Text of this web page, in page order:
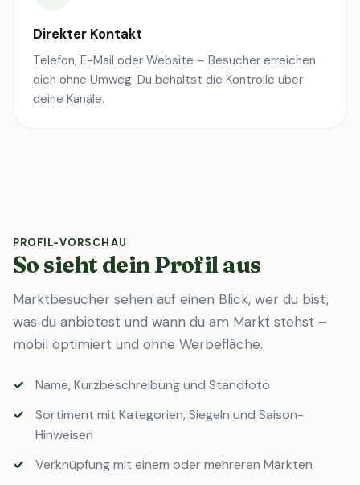
Direkter Kontakt
Telefon, E-Mail oder Website – Besucher erreichen
dich ohne Umweg. Du behältst die Kontrolle über
deine Kanäle.
PROFIL-VORSCHAU
So sieht dein Profil aus
Marktbesucher sehen auf einen Blick, wer du bist,
was du anbietest und wann du am Markt stehst –
mobil optimiert und ohne Werbefläche.
Name, Kurzbeschreibung und Standfoto
Sortiment mit Kategorien, Siegeln und Saison-
Hinweisen
Verknüpfung mit einem oder mehreren Märkten